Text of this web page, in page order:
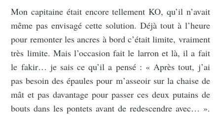
Mon capitaine était encore tellement KO, qu’il n’avait
même pas envisagé cette solution. Déjà tout à l’heure
pour remonter les ancres à bord c’était limite, vraiment
très limite. Mais l’occasion fait le larron et là, il a fait
le fakir… je sais ce qu’il a pensé : « Après tout, j’ai
pas besoin des épaules pour m’asseoir sur la chaise de
mât et pas davantage pour passer ces deux putains de
bouts dans les pontets avant de redescendre avec… ».